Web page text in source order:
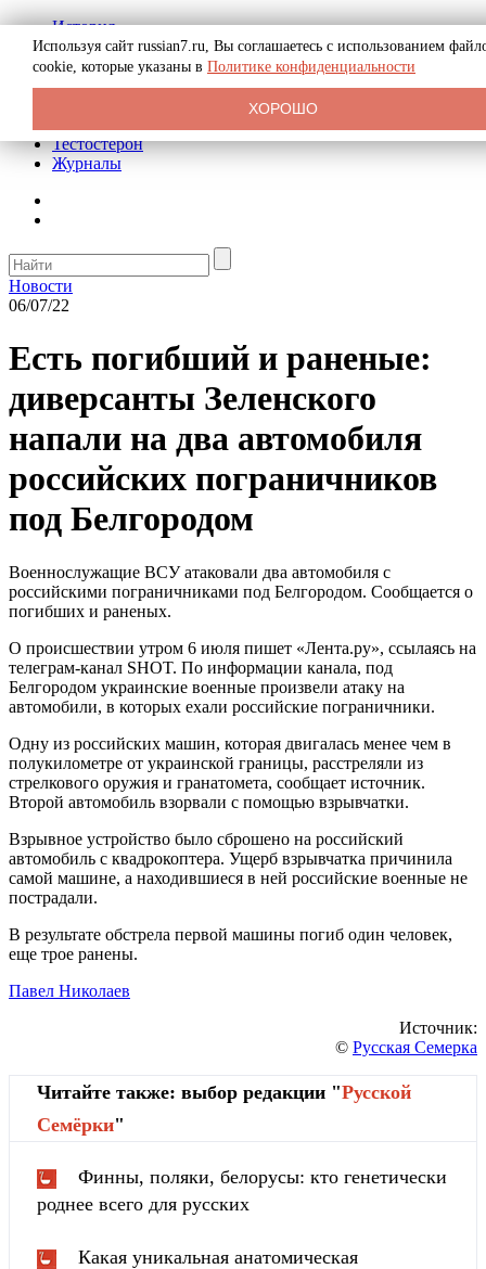
История
Биография
Криминал
Реклама на сайте
Тестостерон
Журналы
Новости
06/07/22
Есть погибший и раненые:
диверсанты Зеленского
напали на два автомобиля
российских пограничников
под Белгородом
Военнослужащие ВСУ атаковали два автомобиля с
российскими пограничниками под Белгородом. Сообщается о
погибших и раненых.
О происшествии утром 6 июля пишет «Лента.ру», ссылаясь на
телеграм-канал SHOT. По информации канала, под
Белгородом украинские военные произвели атаку на
автомобили, в которых ехали российские пограничники.
Одну из российских машин, которая двигалась менее чем в
полукилометре от украинской границы, расстреляли из
стрелкового оружия и гранатомета, сообщает источник.
Второй автомобиль взорвали с помощью взрывчатки.
Взрывное устройство было сброшено на российский
автомобиль с квадрокоптера. Ущерб взрывчатка причинила
самой машине, а находившиеся в ней российские военные не
пострадали.
В результате обстрела первой машины погиб один человек,
еще трое ранены.
Павел Николаев
Источник:
© Русская Семерка
Читайте также: выбор редакции "Русской
Cемёрки"
Финны, поляки, белорусы: кто генетически
роднее всего для русских
Какая уникальная анатомическая
Используя сайт russian7.ru, Вы соглашаетесь с использованием
cookie, которые указаны в Политике конфиденциальности
ХОРОШО